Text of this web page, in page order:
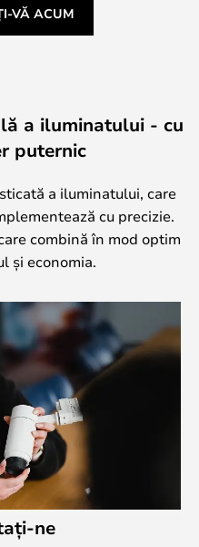
VĂ ACUM
a iluminatului - cu
puternic
a iluminatului, care
cu precizie.
combină în mod optim
și economia.
ne